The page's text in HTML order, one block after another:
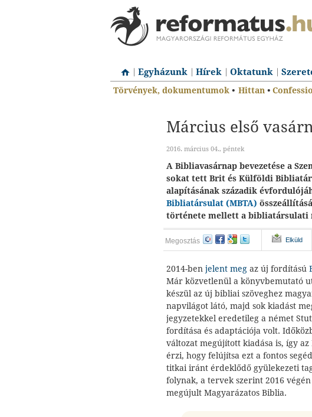
Egyházunk Hírek Oktatunk
Törvények, dokumentumok • Hittan • Confessio
Március első
2016. március 04., péntek
A Bibliavasárnap bevezetése a
sokat tett Brit és Külföldi
alapításának századik
Bibliatársulat (MBTA)
története mellett a bibliatársulati
Megosztás Elküld
2014-ben jelent meg az új fordítású
Már közvetlenül a könyvbemutató
készül az új bibliai szöveghez
napvilágot látó, majd sok kiadást
jegyzetekkel eredetileg a német
fordítása és adaptációja volt.
változat megújított kiadása is, így
érzi, hogy felújítsa ezt a fontos
titkai iránt érdeklődő gyülekezeti
folynak, a tervek szerint 2016
megújult Magyarázatos Biblia.